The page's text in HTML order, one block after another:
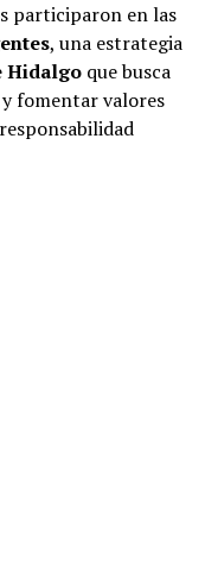
participaron en las
, una estrategia
Hidalgoque busca
fomentar valores